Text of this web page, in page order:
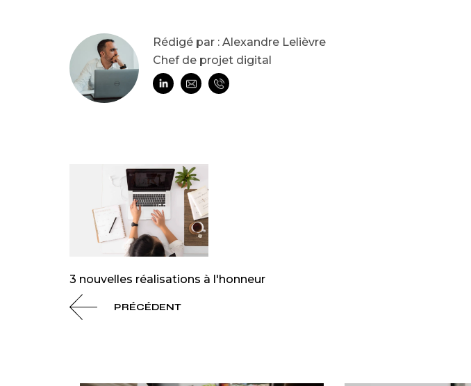
Rédigé par : Alexandre Lelièvre
Chef de projet digital
3 nouvelles réalisations à l'honneur
PRÉCÉDENT